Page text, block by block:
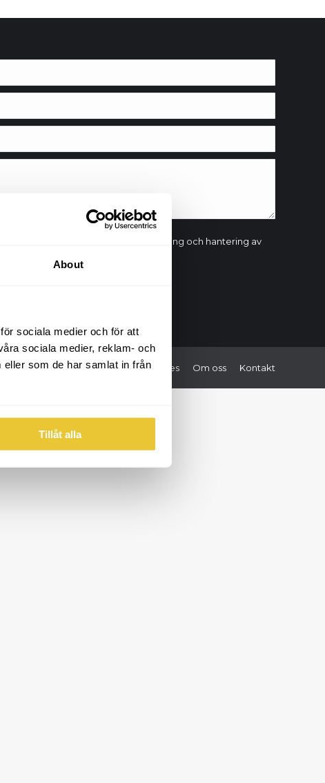
About
sociala medier och för att
sociala medier, reklam- och
som de har samlat in från
Tillåt alla
kontaktformulär accepterar du lagring och hantering av
Hem Tjänster Portfolio Cases Om oss Kontakt